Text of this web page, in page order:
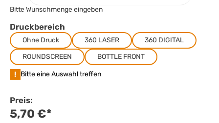
Bitte Wunschmenge eingeben
Druckbereich
Ohne Druck 360 LASER
360 DIGITAL
ROUNDSCREEN
BOTTLE FRONT
! Bitte eine Auswahl treffen
Preis:
5,70 €*